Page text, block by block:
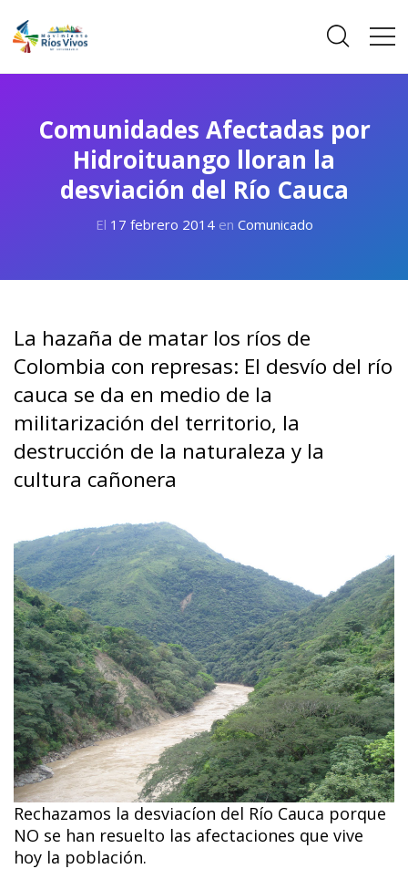
Comunidades Afectadas por
Hidroituango lloran la
desviación del Río Cauca
El 17 febrero 2014 en Comunicado
La hazaña de matar los ríos de
Colombia con represas: El desvío del río
cauca se da en medio de la
militarización del territorio, la
destrucción de la naturaleza y la
cultura cañonera
Rechazamos la desviacíon del Río Cauca porque
NO se han resuelto las afectaciones que vive
hoy la población.